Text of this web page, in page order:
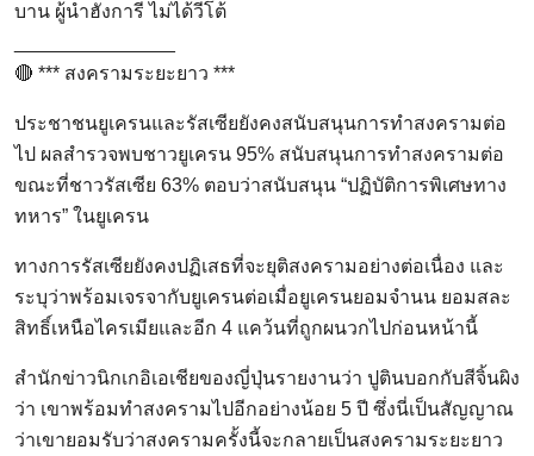
บาน ผู้นำฮังการี ไม่ได้วีโต้
🔴 *** สงครามระยะยาว ***
ประชาชนยูเครนและรัสเซียยังคงสนับสนุนการทำสงครามต่อ
ไป ผลสำรวจพบชาวยูเครน 95% สนับสนุนการทำสงครามต่อ
ขณะที่ชาวรัสเซีย 63% ตอบว่าสนับสนุน “ปฏิบัติการพิเศษทาง
ทหาร” ในยูเครน
ทางการรัสเซียยังคงปฏิเสธที่จะยุติสงครามอย่างต่อเนื่อง และ
ระบุว่าพร้อมเจรจากับยูเครนต่อเมื่อยูเครนยอมจำนน ยอมสละ
สิทธิ์เหนือไครเมียและอีก 4 แคว้นที่ถูกผนวกไปก่อนหน้านี้
สำนักข่าวนิกเกอิเอเชียของญี่ปุ่นรายงานว่า ปูตินบอกกับสีจิ้นผิง
ว่า เขาพร้อมทำสงครามไปอีกอย่างน้อย 5 ปี ซึ่งนี่เป็นสัญญาณ
ว่าเขายอมรับว่าสงครามครั้งนี้จะกลายเป็นสงครามระยะยาว